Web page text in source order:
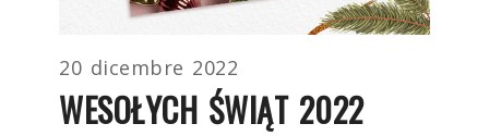
20 dicembre 2022
WESOŁYCH ŚWIĄT 2022